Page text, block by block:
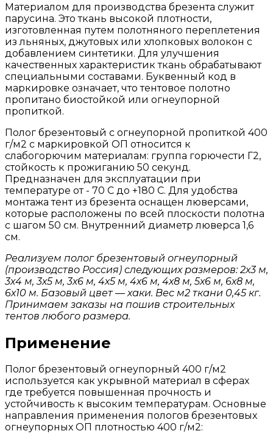
Материалом для производства брезента служит
парусина. Это ткань высокой плотности,
изготовленная путем полотняного переплетения
из льняных, джутовых или хлопковых волокон с
добавлением синтетики. Для улучшения
качественных характеристик ткань обрабатывают
специальными составами. Буквенный код в
маркировке означает, что тентовое полотно
пропитано биостойкой или огнеупорной
пропиткой.
Полог брезентовый с огнеупорной пропиткой 400
г/м2 с маркировкой ОП относится к
слабогорючим материалам: группа горючести Г2,
стойкость к прожиганию 50 секунд.
Предназначен для эксплуатации при
температуре от - 70 С до +180 С. Для удобства
монтажа тент из брезента оснащен люверсами,
которые расположены по всей плоскости полотна
с шагом 50 см. Внутренний диаметр люверса 1,6
см.
Реализуем полог брезентовый огнеупорный
(производство Россия) следующих размеров: 2х3 м,
3х4 м, 3х5 м, 3х6 м, 4х5 м, 4х6 м, 4х8 м, 5х6 м, 6х8 м,
6х10 м. Базовый цвет — хаки. Вес м2 ткани 0,45 кг.
Принимаем заказы на пошив строительных
тентов любого размера.
Применение
Полог брезентовый огнеупорный 400 г/м2
используется как укрывной материал в сферах
где требуется повышенная прочность и
устойчивость к высоким температурам. Основные
направления применения пологов брезентовых
огнеупорных ОП плотностью 400 г/м2: